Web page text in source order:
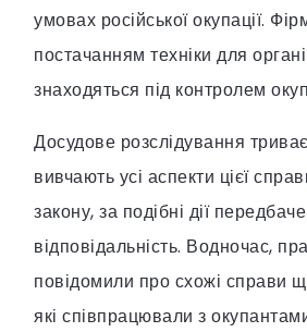
умовах російської окупації.
постачанням техніки для
знаходяться під контролем
Досудове розслідування
вивчають усі аспекти цієї
закону, за подібні дії
відповідальність. Водночас,
повідомили про схожі справи
які співпрацювали з